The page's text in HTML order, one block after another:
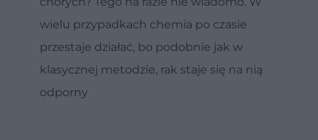
wielu przypadkach chemia po czasie
przestaje działać, bo podobnie jak w
klasycznej metodzie, rak staje się na nią
odporny